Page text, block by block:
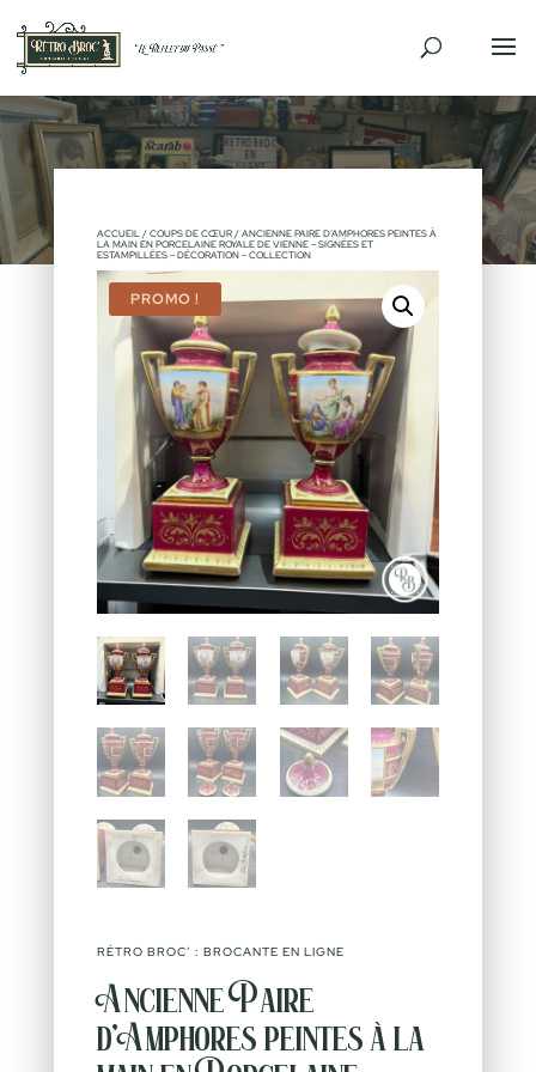
ACCUEIL/ COUPS DE CŒUR/ ANCIENNE PAIRE D’AMPHORES PEINTES À
LA MAIN EN PORCELAINE ROYALE DE VIENNE – SIGNÉES ET
ESTAMPILLÉES – DÉCORATION – COLLECTION
PROMO !
RÉTRO BROC’ : BROCANTE EN LIGNE
Ancienne Paire
d’Amphores peintes à la